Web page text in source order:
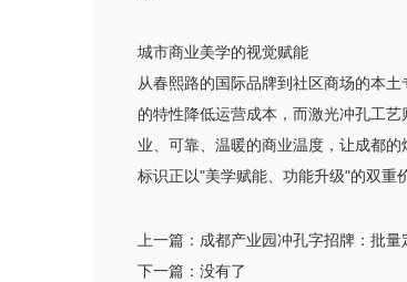
城市商业美学的视觉赋能
从春熙路的国际品牌到社区商场的本
的特性降低运营成本，而激光冲孔工
业、可靠、温暖的商业温度，让成都
标识正以"美学赋能、功能升级"的双重
上一篇： 成都产业园冲孔字招牌：批
下一篇： 没有了